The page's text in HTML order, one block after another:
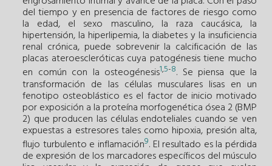
del tiempo y en presencia de factores de riesgo como
la edad, el sexo masculino, la raza caucásica, la
hipertensión, la hiperlipemia, la diabetes y la insuficiencia
renal crónica, puede sobrevenir la calcificación de las
placas ateroescleróticas cuya patogénesis tiene mucho
en común con la osteogénesis1,5-8. Se piensa que la
transformación de las células musculares lisas en un
fenotipo osteoblástico es el factor de inicio motivado
por exposición a la proteína morfogenética ósea 2 (BMP
2) que producen las células endoteliales cuando se ven
expuestas a estresores tales como hipoxia, presión alta,
flujo turbulento e inflamación9. El resultado es la pérdida
de expresión de los marcadores específicos del músculo